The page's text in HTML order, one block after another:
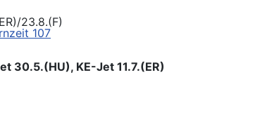
23.8.(F)
107
30.5.(HU), KE-Jet 11.7.(ER)